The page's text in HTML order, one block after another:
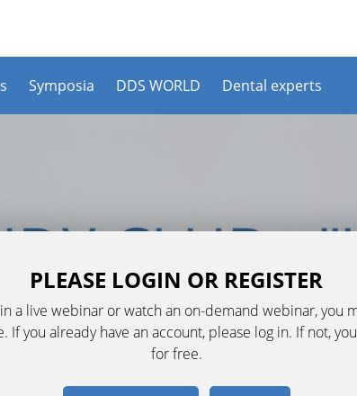
Symposia DDS WORLD Dental experts
PLEASE LOGIN OR REGISTER
a live webinar or watch an on-demand webinar, you
you already have an account, please log in. If not,
for free.